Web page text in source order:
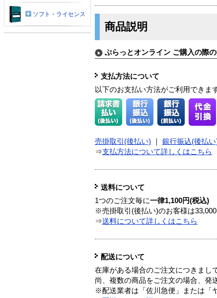
商品説明
ぷらっとオンライン ご購入の際
支払方法について
以下のお支払い方法がご利用できま
売掛取引(後払い) 銀行振込(後払い
⇒支払方法について詳しくはこちら
送料について
1つのご注文毎に一律1,100円(税込)
※売掛取引(後払い)のお客様は
⇒送料について詳しくはこちら
配送について
在庫がある場合のご注文につきまし
尚、複数の商品をご注文の場合、発
※配送業者は「佐川急便」または「
ソフト・ライセンス